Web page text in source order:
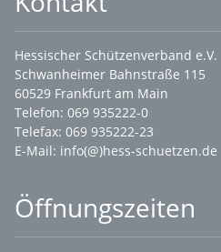
Hessischer Schützenverband e.V.
Schwanheimer Bahnstraße 115
60529 Frankfurt am Main
Telefon: 069 935222-0
Telefax: 069 935222-23
E-Mail: info(@)hess-schuetzen.de
Öffnungszeiten